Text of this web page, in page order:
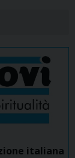
italiana